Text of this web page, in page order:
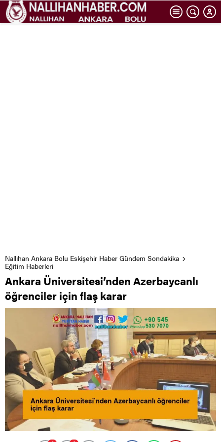
Nallıhan Ankara Bolu Eskişehir Haber Gündem Sondakika
Eğitim Haberleri
Ankara Üniversitesi’nden Azerbaycanlı
öğrenciler için flaş karar